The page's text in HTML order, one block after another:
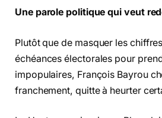
Une parole politique qui veut
Plutôt que de masquer les
échéances électorales pour
impopulaires, François Bayrou
franchement, quitte à heurter